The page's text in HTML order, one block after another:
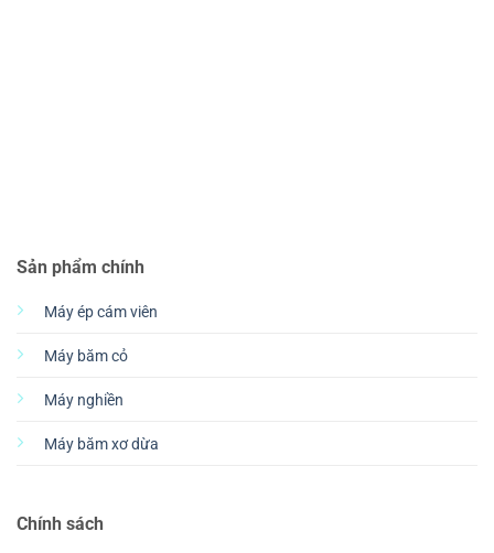
Sản phẩm chính
Máy ép cám viên
Máy băm cỏ
Máy nghiền
Máy băm xơ dừa
Chính sách